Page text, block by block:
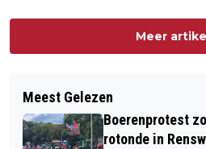
Meer
Meest Gelezen
Boerenprotest
rotonde in